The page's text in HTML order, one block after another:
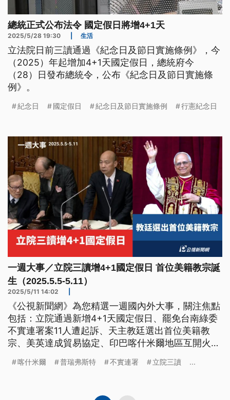
總統正式公布法令 國定假日將增4+1天
2025/5/28 19:30 生活
立法院日前三讀通過《紀念日及節日實施條例》，今
（2025）年起增加4+1天國定假日，總統府今
（28）日發布總統令，公布《紀念日及節日實施條
例》。
紀念日 國定假日 紀念日及節日實施條例 行憲紀念日
一週大事／立院三讀增4+1國定假日 首位美籍教宗誕
生（2025.5.5-5.11）
2025/5/11 14:02
《公視新聞網》為您精選一週國內外大事，關注焦點
包括：立院通過新增4+1天國定假日、罷免台南綠委
不實連署案11人遭起訴、天主教廷選出首位美籍教
宗、美英達成貿易協定、印巴喀什米爾地區互開火釀
喀什米爾 普瑞弗斯特 不實連署 立院三讀 ...